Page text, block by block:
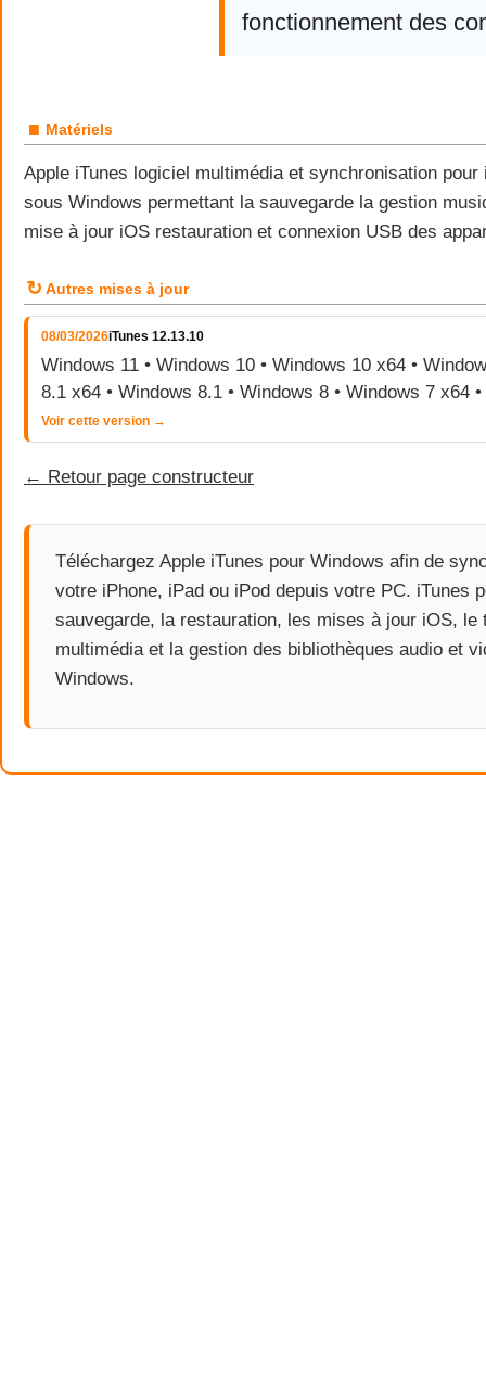
fonctionnement des
■ Matériels
Apple iTunes logiciel multimédia et synchronisation pour
sous Windows permettant la sauvegarde la gestion
mise à jour iOS restauration et connexion USB des
↻ Autres mises à jour
08/03/2026iTunes 12.13.10
Windows 11 • Windows 10 • Windows 10 x64 •
8.1 x64 • Windows 8.1 • Windows 8 • Windows 7 x64
Voir cette version →
← Retour page constructeur
Téléchargez Apple iTunes pour Windows afin de
votre iPhone, iPad ou iPod depuis votre PC. iTunes
sauvegarde, la restauration, les mises à jour iOS, le
multimédia et la gestion des bibliothèques audio et
Windows.